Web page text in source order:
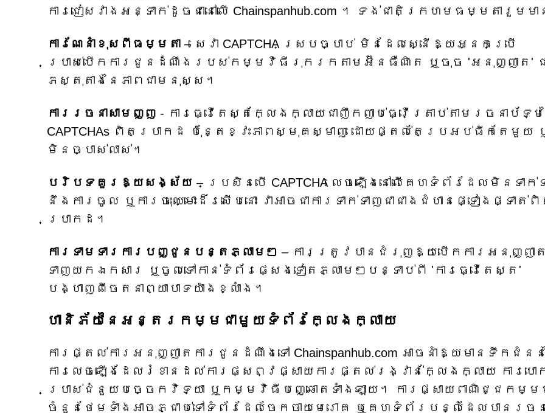
ការជៀសវាងអន្ទាក់ដូចជានៅលើ Chainspanhub.com ។ ទង់ជាតិក្រហមធម្មតារួមមា
ការណែនាំខុសពីធម្មតា – សេវា CAPTCHA ស្របច្បាប់ មិនដែលស្នើឱ្យអ្នកប្រើ
ប្រាស់បើកការជូនដំណឹងរបស់កម្មវិធីរុករកតាមអ៊ីនធឺណិត ឬចុច 'អនុញ្ញាត' ជ
ភស្តុតាងនៃភាពជាមនុស្ស។
ការរចនាសាមញ្ញ - ការធ្វើតេស្តក្លែងក្លាយជាញឹកញាប់ធ្វើត្រាប់តាមរចនាប័ទ្ម
CAPTCHAs ពិតប្រាកដ ប៉ុន្តែខ្វះភាពស្មុគស្មាញ ដោយផ្តល់តែប្រអប់ធីកតែមួយ
មិនច្បាស់លាស់។
បរិបទគួរឱ្យសង្ស័យ – ប្រសិនបើ CAPTCHA លេចឡើងនៅលើគេហទំព័រដែលមិនទាក់
នឹងការចូល ឬការចុះឈ្មោះដ៏រសើបនោះ វាអាចជាការទាក់ទាញជាជាងជំហានផ្ទៀងផ្ទាត់ពិ
ប្រាកដ។
ការទាមទារការបញ្ជូនបន្តភ្លាមៗ – ការត្រូវបានជំរុញឱ្យបើកការអនុញ្ញាត
ទាញយកឯកសារ ឬចូលទៅកាន់ទំព័រផ្សេងទៀតភ្លាមៗបន្ទាប់ពី 'ការធ្វើតេស្ត'
បង្ហាញពីចេតនាព្យាបាទយ៉ាងខ្លាំង។
ហានិភ័យនៃអន្តរកម្មជាមួយទំព័រក្លែងក្លាយ
ការផ្តល់ការអនុញ្ញាតការជូនដំណឹងទៅ Chainspanhub.com អាចនាំឱ្យមានទឹកជំនន់
ការលេចឡើងដែលរំខានដល់ការផ្សព្វផ្សាយការផ្តល់រង្វាន់ក្លែងក្លាយ ការបោ
ប្រាស់ជំនួយបច្ចេកវិទ្យា ឬកម្មវិធីបញ្ឆោតទាំងឡាយ។ ការផ្សាយពាណិជ្ជកម្
ចំនួនថែមទាំងអាចភ្ជាប់ទៅទំព័រដែលចែកចាយមេរោគ ឬគេហទំព័របន្លំដែលបានរចន